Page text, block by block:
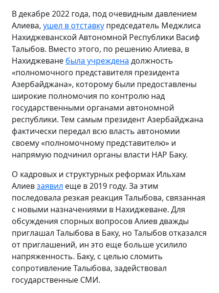
В декабре 2022 года, под очевидным давлением
Алиева, ушел в отставку председатель Меджлиса
Нахиджеванской Автономной Республики Васиф
Талыбов. Вместо этого, по решению Алиева, в
Нахиджеване была учреждена должность
«полномочного представителя президента
Азербайджана», которому были предоставлены
широкие полномочия по контролю над
государственными органами автономной
республики. Тем самым президент Азербайджана
фактически передал всю власть автономии
своему «полномочному представителю» и
напрямую подчинил органы власти НАР Баку.
О кадровых и структурных реформах Ильхам
Алиевзаявил еще в 2019 году. За этим
последовала резкая реакция Талыбова, связанная
с новыми назначениями в Нахиджеване. Для
обсуждения спорных вопросов Алиев дважды
приглашал Талыбова в Баку, но Талыбов отказался
от приглашений, ин это еще больше усилило
напряженность. Баку, с целью сломить
сопротивление Талыбова, задействовал
государственные СМИ.